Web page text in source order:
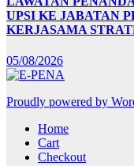
UPSI KE JABATAN
KERJASAMA
05/08/2026
Proudly powered by
Home
Cart
Checkout